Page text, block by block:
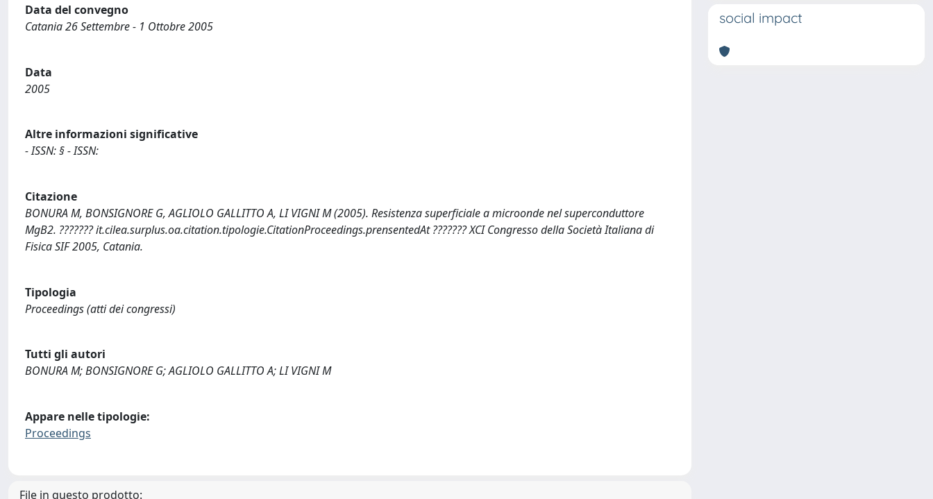
Data del convegno
Catania 26 Settembre - 1 Ottobre 2005
Data
2005
Altre informazioni significative
- ISSN: § - ISSN:
Citazione
BONURA M, BONSIGNORE G, AGLIOLO GALLITTO A, LI VIGNI M (2005). Resistenza superficiale a microonde nel superconduttore
MgB2. ??????? it.cilea.surplus.oa.citation.tipologie.CitationProceedings.prensentedAt ??????? XCI Congresso della Società Italiana di
Fisica SIF 2005, Catania.
Tipologia
Proceedings (atti dei congressi)
Tutti gli autori
BONURA M; BONSIGNORE G; AGLIOLO GALLITTO A; LI VIGNI M
Appare nelle tipologie:
Proceedings
File in questo prodotto:
social impact